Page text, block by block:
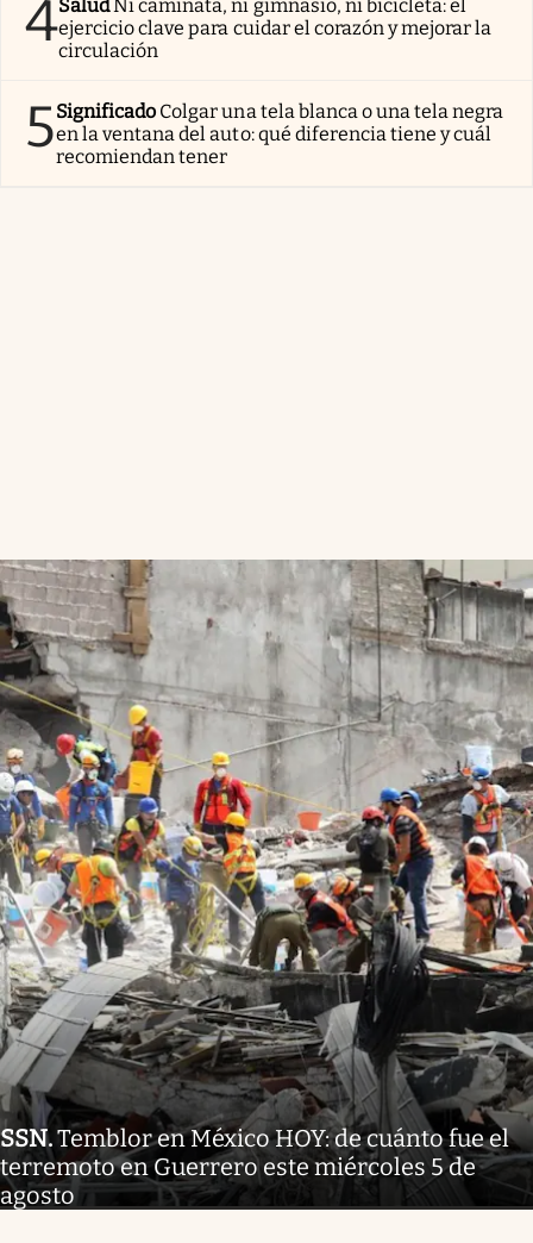
4SaludNi caminata, ni gimnasio, ni bicicleta: el
ejercicio clave para cuidar el corazón y mejorar la
circulación
5Significado Colgar una tela blanca o una tela negra
en la ventana del auto: qué diferencia tiene y cuál
recomiendan tener
SSN.Temblor en México HOY: de cuánto fue el
terremoto en Guerrero este miércoles 5 de
agosto